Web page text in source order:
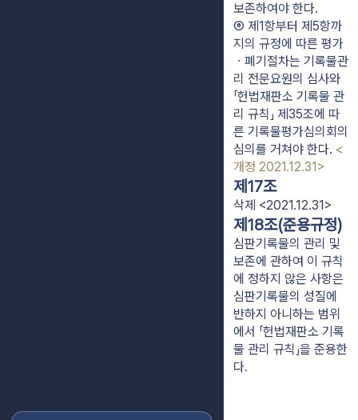
보존하여야 한다.
⑥ 제1항부터 제5항까
지의 규정에 따른 평가
ㆍ폐기절차는 기록물관
리 전문요원의 심사와
「헌법재판소 기록물 관
리 규칙」 제35조에 따
른 기록물평가심의회의
심의를 거쳐야 한다. <
개정 2021.12.31>
제17조
삭제 <2021.12.31>
제18조(준용규정)
심판기록물의 관리 및
보존에 관하여 이 규칙
에 정하지 않은 사항은
심판기록물의 성질에
반하지 아니하는 범위
에서 「헌법재판소 기록
물 관리 규칙」을 준용한
다.